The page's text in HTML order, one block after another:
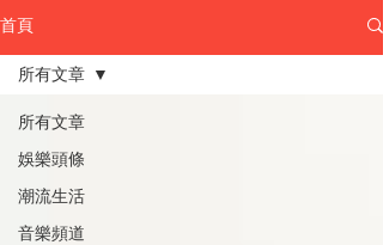
首頁
所有文章
娛樂頭條
潮流生活
音樂頻道
所有文章